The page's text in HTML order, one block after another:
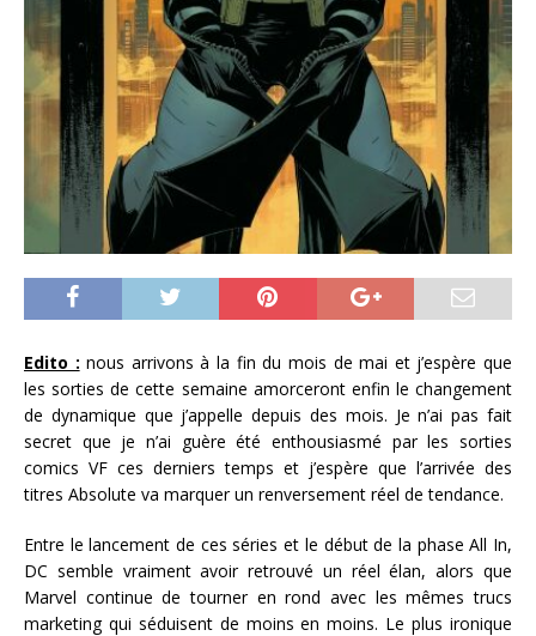
Edito : nous arrivons à la fin du mois de mai et j’espère que
les sorties de cette semaine amorceront enfin le changement
de dynamique que j’appelle depuis des mois. Je n’ai pas fait
secret que je n’ai guère été enthousiasmé par les sorties
comics VF ces derniers temps et j’espère que l’arrivée des
titres Absolute va marquer un renversement réel de tendance.
Entre le lancement de ces séries et le début de la phase All In,
DC semble vraiment avoir retrouvé un réel élan, alors que
Marvel continue de tourner en rond avec les mêmes trucs
marketing qui séduisent de moins en moins. Le plus ironique